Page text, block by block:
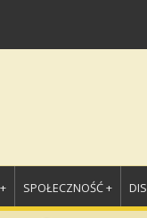
SPOŁECZNOŚĆ +